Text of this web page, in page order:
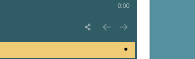
0:00